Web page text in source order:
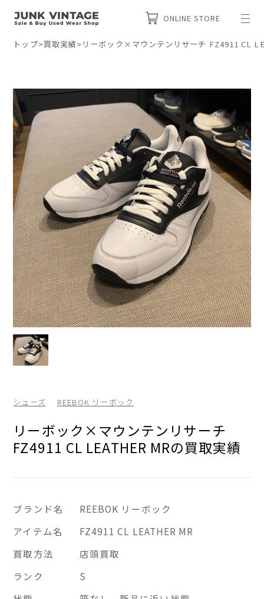
ONLINE STORE
トップ>買取実績> リーボック×マウンテンリサーチ FZ4911 CL
シューズ REEBOK リーボック
リーボック×マウンテンリサーチ
FZ4911 CL LEATHER MRの買取実績
ブランド名
REEBOK リーボック
アイテム名
FZ4911 CL LEATHER MR
買取方法
店頭買取
ランク
S